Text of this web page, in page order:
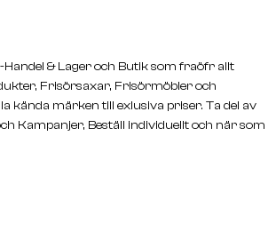
Handel & Lager och Butik som fraöfr allt
Frisörsaxar, Frisörmöbler och
kända märken till exlusiva priser. Ta del av
Kampanjer, Beställ individuellt och när som